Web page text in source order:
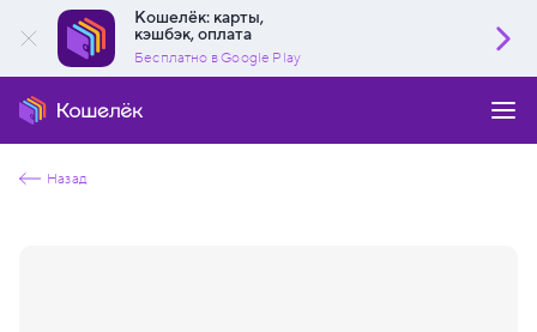
Кошелёк: карты,
кэшбэк, оплата
Бесплатно в Google Play
Назад